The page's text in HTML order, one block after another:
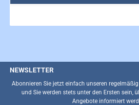
NEWSLETTER
Abonnieren Sie jetzt einfach unseren
und Sie werden stets unter den Ersten sein,
Angebote informiert